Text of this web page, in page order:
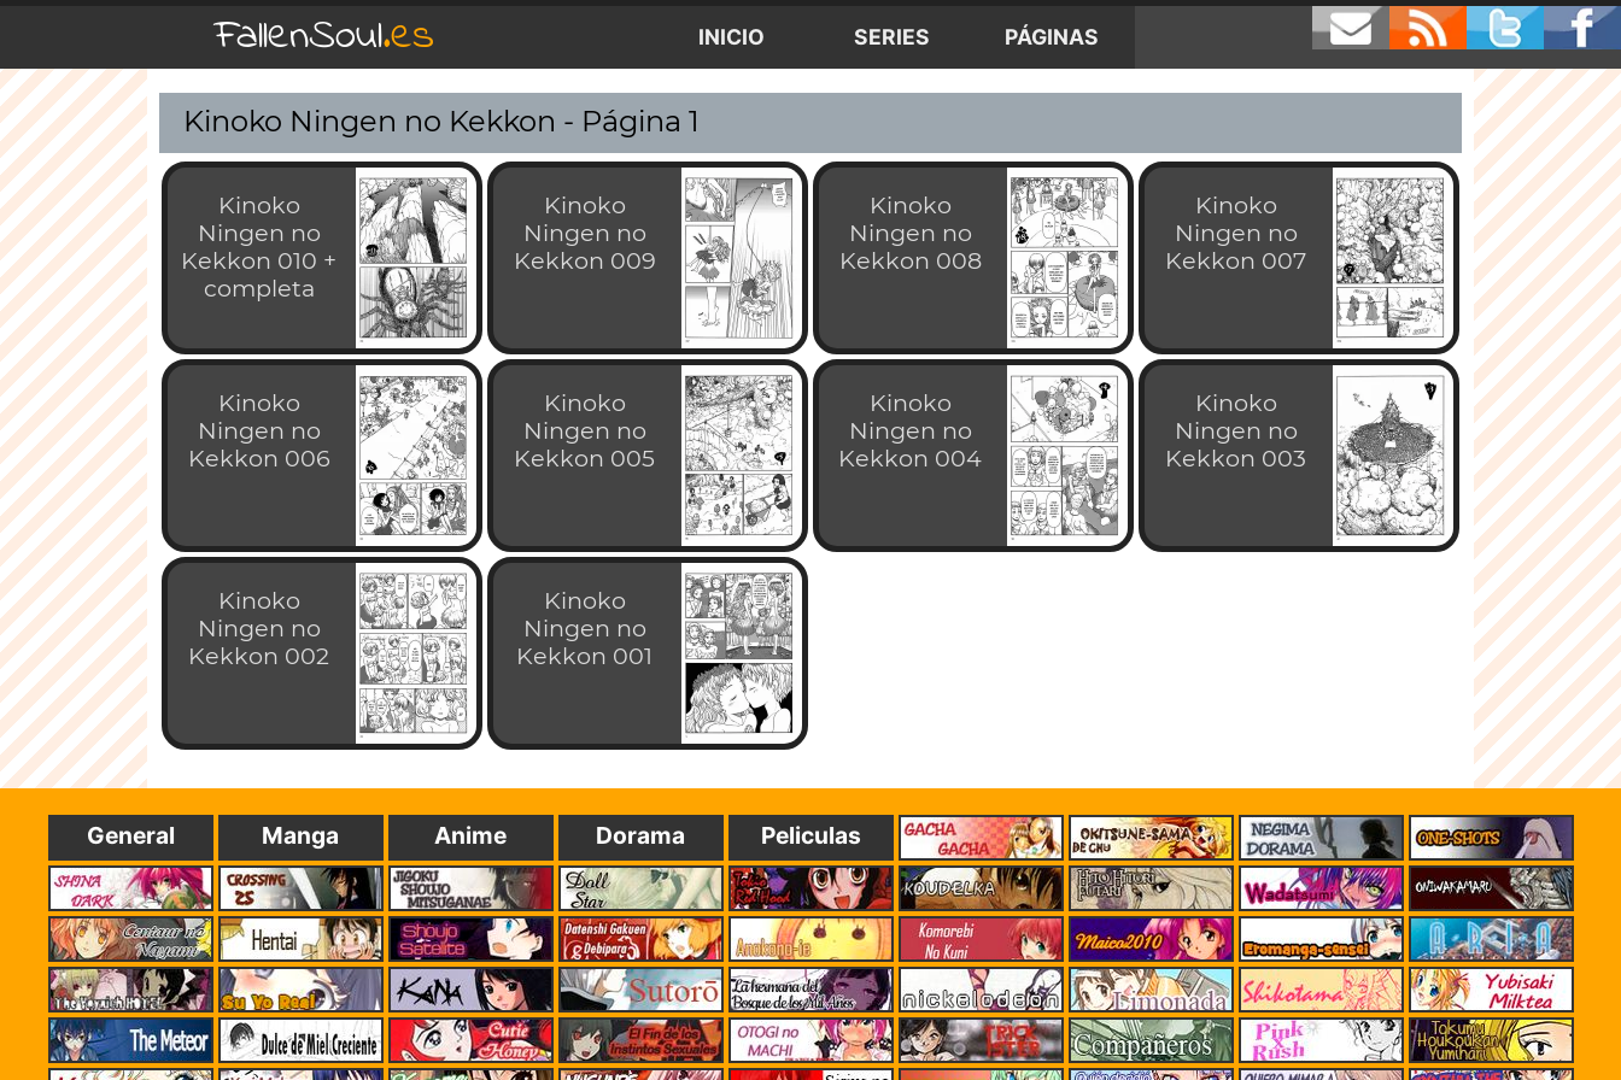
FallenSoul.es INICIO SERIES PÁGINAS
Kinoko Ningen no Kekkon - Página 1
Kinoko
Ningen no
Kekkon 010 +
completa
Kinoko
Ningen no
Kekkon 009
Kinoko
Ningen no
Kekkon 008
Kinoko
Ningen no
Kekkon 007
Kinoko
Ningen no
Kekkon 006
Kinoko
Ningen no
Kekkon 005
Kinoko
Ningen no
Kekkon 004
Kinoko
Ningen no
Kekkon 003
Kinoko
Ningen no
Kekkon 002
Kinoko
Ningen no
Kekkon 001
General Manga Anime Dorama Peliculas